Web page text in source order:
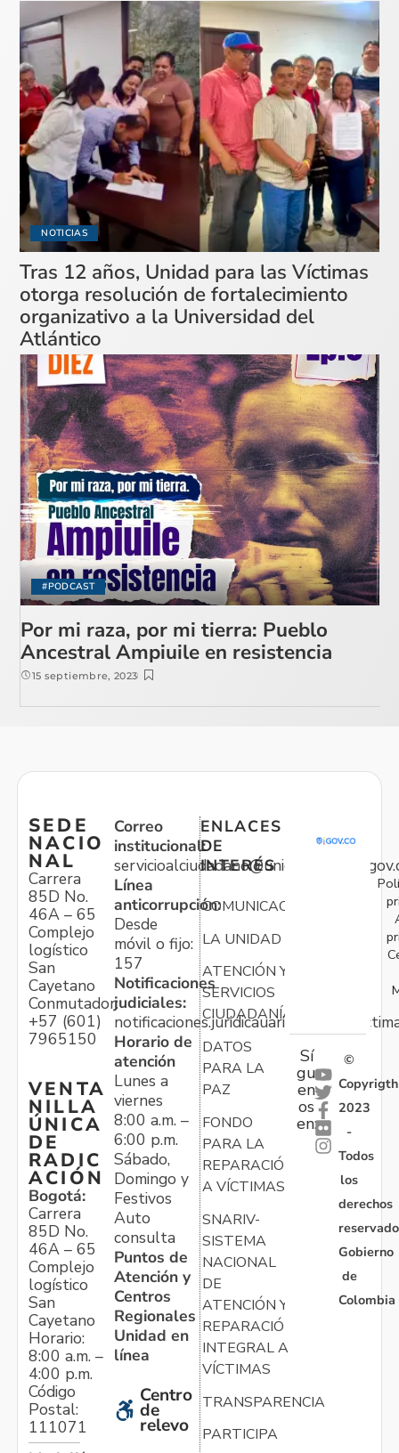
NOTICIAS
Tras 12 años, Unidad para las Víctimas
otorga resolución de fortalecimiento
organizativo a la Universidad del
Atlántico
#PODCAST
Por mi raza, por mi tierra: Pueblo
Ancestral Ampiuile en resistencia
15 septiembre, 2023
SEDE
NACIO
NAL
Carrera
85D No.
46A – 65
Complejo
logístico
San
Cayetano
Conmutador:
+57 (601)
7965150
VENTA
NILLA
ÚNICA
DE
RADIC
ACIÓN
Bogotá:
Carrera
85D No.
46A – 65
Complejo
logístico
San
Cayetano
Horario:
8:00 a.m. –
4:00 p.m.
Código
Postal:
111071
Correo
institucional:
Línea
anticorrupción:
Desde
móvil o fijo:
157
Notificaciones
judiciales:
Horario de
atención
Lunes a
viernes
8:00 a.m. –
6:00 p.m.
Sábado,
Domingo y
Festivos
Auto
consulta
Puntos de
Atención y
Centros
Regionales
Unidad en
línea
Centro
de
relevo
ENLACES
DE
INTERÉS
COMUNICACIONES
LA UNIDAD
ATENCIÓN Y
SERVICIOS
CIUDADANÍA
DATOS
PARA LA
PAZ
FONDO
PARA LA
REPARACIÓN
A VÍCTIMAS
SNARIV-
SISTEMA
NACIONAL
DE
ATENCIÓN Y
REPARACIÓN
INTEGRAL A
VÍCTIMAS
TRANSPARENCIA
PARTICIPA
Sí
gu
en
os
en:
©
Copyrigth
2023
-
Todos
los
derechos
Gobierno
de
Colombia